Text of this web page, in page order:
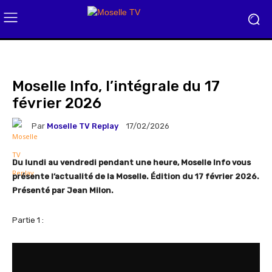
Moselle Info, l’intégrale du 17
février 2026
Par Moselle TV Replay 17/02/2026
Du lundi au vendredi pendant une heure, Moselle Info vous
présente l’actualité de la Moselle. Édition du 17 février 2026.
Présenté par Jean Milon.
Partie 1 :